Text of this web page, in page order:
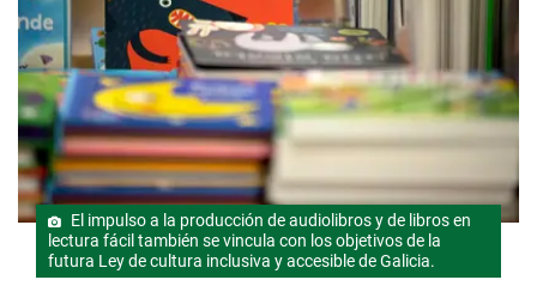
El impulso a la producción de audiolibros y de libros en
lectura fácil también se vincula con los objetivos de la
futura Ley de cultura inclusiva y accesible de Galicia.